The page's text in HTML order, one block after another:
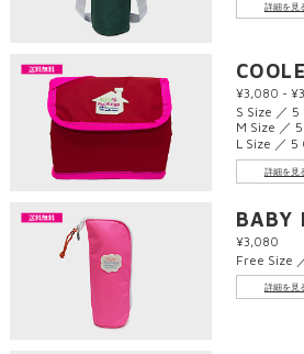
詳細を見
¥3,080 -
S Size ／
M Size ／
L Size ／
詳細を見
BABY
¥3,080
Free Size
詳細を見